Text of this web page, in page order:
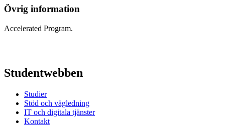
Övrig information
Accelerated Program.
Studentwebben
Studier
Stöd och vägledning
IT och digitala tjänster
Kontakt